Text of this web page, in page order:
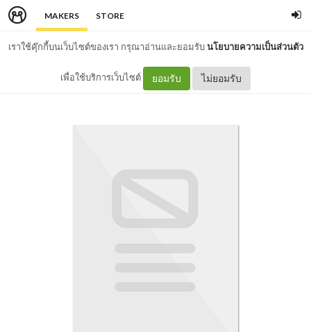
MAKERS STORE
เราใช้คุ๊กกี้บนเว็บไซต์ของเรา กรุณาอ่านและยอมรับนโยบายความเป็นส่วนตัว
เพื่อใช้บริการเว็บไซต์ ยอมรับ ไม่ยอมรับ